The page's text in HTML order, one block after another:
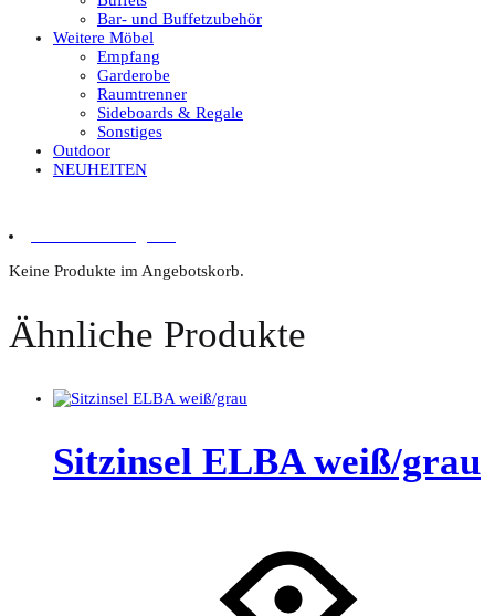
Bar- und Buffetzubehör
Weitere Möbel
Empfang
Garderobe
Raumtrenner
Sideboards & Regale
Sonstiges
Outdoor
NEUHEITEN
Keine Produkte im Angebotskorb.
Ähnliche Produkte
Sitzinsel ELBA weiß/grau